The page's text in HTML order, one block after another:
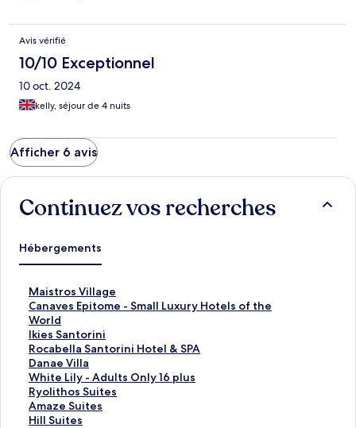
Avis vérifié
10/10 Exceptionnel
10 oct. 2024
kelly, séjour de 4 nuits
Afficher 6 avis
Continuez vos recherches
Hébergements
Maistros Village
L
i
e
n
o
u
v
r
a
n
Canaves Epitome - Small Luxury Hotels of the
World
L
i
e
n
o
u
v
r
a
Ikies Santorini
L
i
e
n
o
u
v
Rocabella Santorini Hotel & SPA
L
i
e
n
o
u
Danae Villa
L
i
e
n
o
White Lily - Adults Only 16 plus
L
i
e
n
Ryolithos Suites
L
i
e
Amaze Suites
L
iHill Suites
L